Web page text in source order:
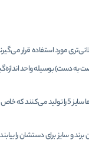
مورد استفاده قرار
به دست) بوسیله واحد
و سایز برای دستشان را